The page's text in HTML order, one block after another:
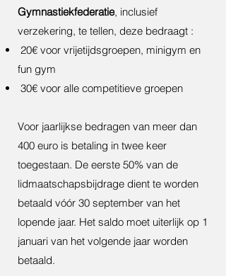
Gymnastiekfederatie, inclusief
verzekering, te tellen, deze bedraagt :
20€ voor vrijetijdsgroepen, minigym en
fun gym
30€ voor alle competitieve groepen
Voor jaarlijkse bedragen van meer dan
400 euro is betaling in twee keer
toegestaan. De eerste 50% van de
lidmaatschapsbijdrage dient te worden
betaald vóór 30 september van het
lopende jaar. Het saldo moet uiterlijk op 1
januari van het volgende jaar worden
betaald.